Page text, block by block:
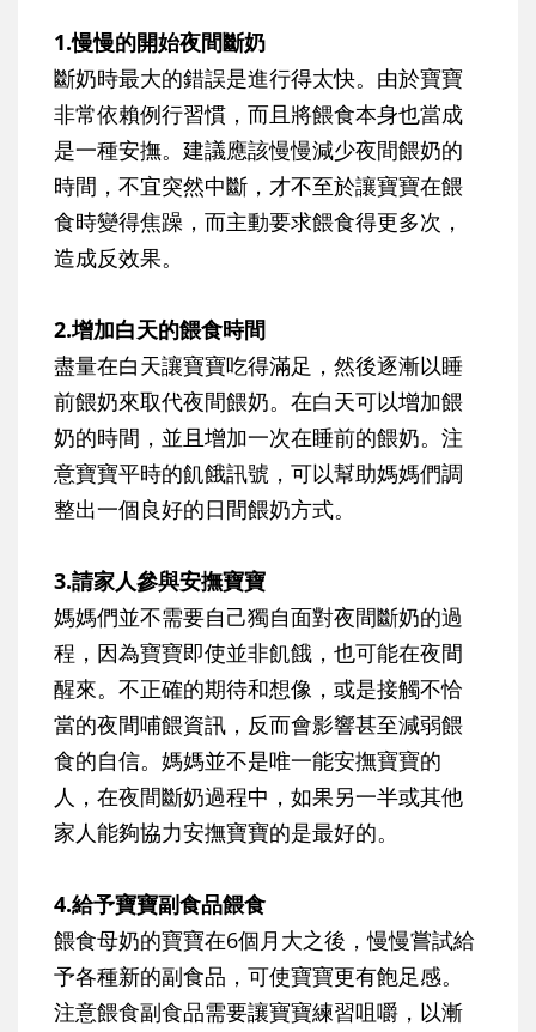
1.慢慢的開始夜間斷奶
斷奶時最大的錯誤是進行得太快。由於寶寶
非常依賴例行習慣，而且將餵食本身也當成
是一種安撫。建議應該慢慢減少夜間餵奶的
時間，不宜突然中斷，才不至於讓寶寶在餵
食時變得焦躁，而主動要求餵食得更多次，
造成反效果。
2.增加白天的餵食時間
盡量在白天讓寶寶吃得滿足，然後逐漸以睡
前餵奶來取代夜間餵奶。在白天可以增加餵
奶的時間，並且增加一次在睡前的餵奶。注
意寶寶平時的飢餓訊號，可以幫助媽媽們調
整出一個良好的日間餵奶方式。
3.請家人參與安撫寶寶
媽媽們並不需要自己獨自面對夜間斷奶的過
程，因為寶寶即使並非飢餓，也可能在夜間
醒來。不正確的期待和想像，或是接觸不恰
當的夜間哺餵資訊，反而會影響甚至減弱餵
食的自信。媽媽並不是唯一能安撫寶寶的
人，在夜間斷奶過程中，如果另一半或其他
家人能夠協力安撫寶寶的是最好的。
4.給予寶寶副食品餵食
餵食母奶的寶寶在6個月大之後，慢慢嘗試給
予各種新的副食品，可使寶寶更有飽足感。
注意餵食副食品需要讓寶寶練習咀嚼，以漸